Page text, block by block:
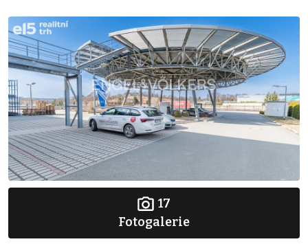
17
Fotogalerie